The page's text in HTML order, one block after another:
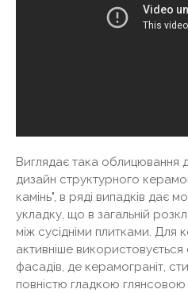
Виглядає така облицювання
дизайн структурного
камінь", в ряді випадків дає
укладку, що в загальній
між сусідніми плитками. Для
активніше
фасадів, де керамограніт,
повністю гладкою